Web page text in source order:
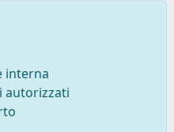
interna
autorizzati